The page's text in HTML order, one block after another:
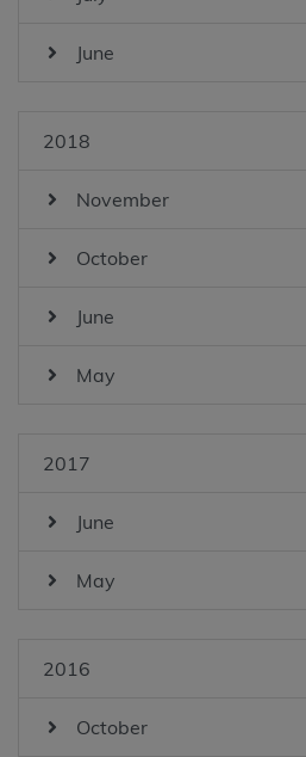
June
2018
November
October
June
May
2017
June
May
2016
October